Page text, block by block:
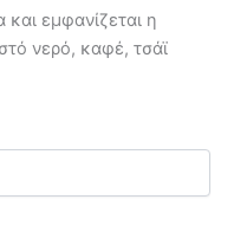
εμφανίζεται η
νερό, καφέ, τσάϊ